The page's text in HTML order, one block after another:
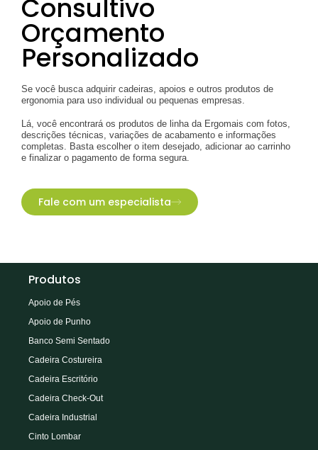
Se você busca adquirir cadeiras, apoios e outros produtos de
ergonomia para uso individual ou pequenas empresas.
Lá, você encontrará os produtos de linha da Ergomais com fotos,
descrições técnicas, variações de acabamento e informações
completas. Basta escolher o item desejado, adicionar ao carrinho
e finalizar o pagamento de forma segura.
Consultivo
Orçamento
Personalizado
Fale com um especialista
Produtos
Apoio de Pés
Apoio de Punho
Banco Semi Sentado
Cadeira Costureira
Cadeira Escritório
Cadeira Check-Out
Cadeira Industrial
Cinto Lombar